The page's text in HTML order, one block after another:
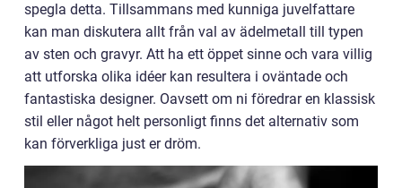
spegla detta. Tillsammans med kunniga juvelfattare
kan man diskutera allt från val av ädelmetall till typen
av sten och gravyr. Att ha ett öppet sinne och vara villig
att utforska olika idéer kan resultera i oväntade och
fantastiska designer. Oavsett om ni föredrar en klassisk
stil eller något helt personligt finns det alternativ som
kan förverkliga just er dröm.